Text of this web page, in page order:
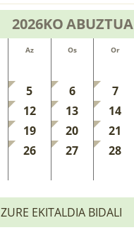
2026KOABUZTUA
Az Os Or
5 6 7
12 13 14
19 20 21
26 27 28
ZURE EKITALDIA BIDALI